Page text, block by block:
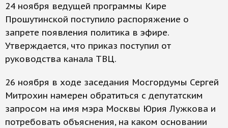
24 ноября ведущей программы Кире
Прошутинской поступило распоряжение о
запрете появления политика в эфире.
Утверждается, что приказ поступил от
руководства канала ТВЦ.
26 ноября в ходе заседания Мосгордумы Сергей
Митрохин намерен обратиться с депутатским
запросом на имя мэра Москвы Юрия Лужкова и
потребовать объяснения, на каком основании